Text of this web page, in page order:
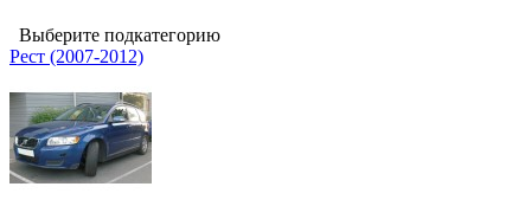
Выберите подкатегорию
Рест (2007-2012)